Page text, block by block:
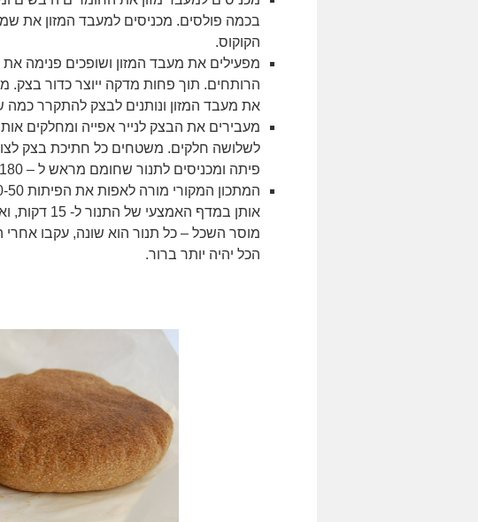
בכמה פולסים. מכניסים למעבד המזון את
הקוקוס.
מפעילים את מעבד המזון ושופכים פנימה
הרותחים. תוך פחות מדקה ייוצר כדור בצק.
את מעבד המזון ונותנים לבצק להתקרר כמה
מעבירים את הבצק לנייר אפייה ומחלקים
לשלושה חלקים. משטחים כל חתיכת בצק
פיתה ומכניסים לתנור שחומם מראש ל – 180 מעלות.
מוסר השכל – כל תנור הוא שונה, עקבו
הכל יהיה יותר ברור.